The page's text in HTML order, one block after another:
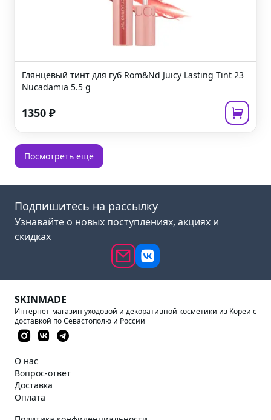
Глянцевый тинт для губ Rom&Nd Juicy Lasting Tint 23
Nucadamia 5.5 g
1350 ₽
Посмотреть ещё
Подпишитесь на рассылку
Узнавайте о новых поступлениях, акциях и
скидках
SKINMADE
Интернет-магазин уходовой и декоративной косметики из Кореи с
доставкой по Севастополю и России
О нас
Вопрос-ответ
Доставка
Оплата